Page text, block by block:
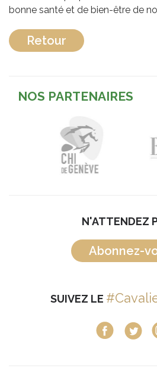
bonne santé et de bien-être de
Retour
NOS PARTENAIRES
N'ATTENDEZ
Abonnez-
SUIVEZ LE